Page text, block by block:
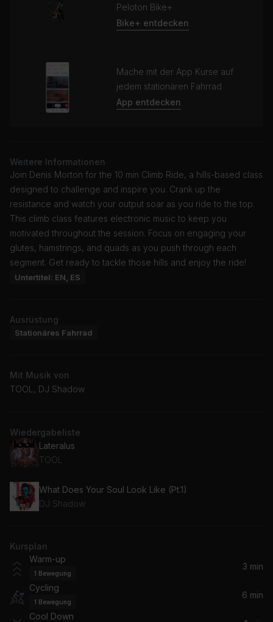
Peloton Bike+
Bike+ entdecken
Mache mit der App Kurse auf
jedem stationären Fahrrad
App entdecken
Weitere Informationen
Join Denis Morton for the 10 min Climb Ride, a hills-based class
designed to challenge and inspire you. Crank up the
resistance and watch your output soar as you ride to the top.
This climb class features electronic music to keep you
motivated throughout the session. Focus on engaging your
glutes, hamstrings, and quads as you push through each
segment. Get ready to tackle those hills and enjoy the ride!
Untertitel: EN, ES
Ausrüstung
Stationäres Fahrrad
Mit Musik von
TOOL, DJ Shadow
Wiedergabeliste
Lateralus
TOOL
What Does Your Soul Look Like (Pt.1)
DJ Shadow
Kursplan
Warm-up
1 Bewegung
3 min
Cycling
1 Bewegung
6 min
Cool Down